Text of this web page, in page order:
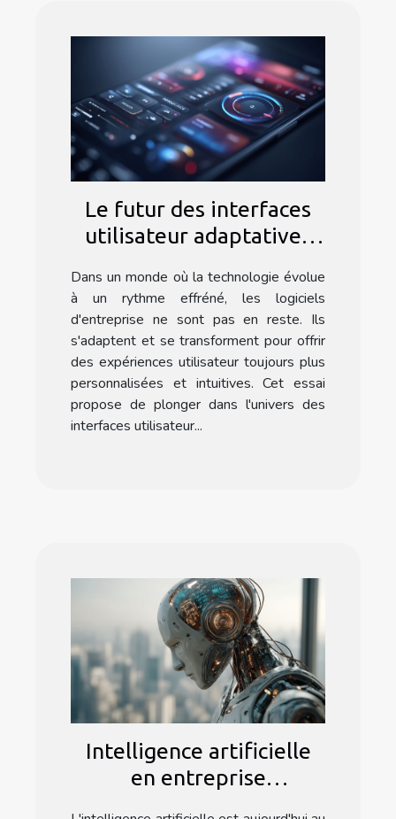
Le futur des interfaces
utilisateur adaptatives
d'entreprise
Dans un monde où la technologie évolue
à un rythme effréné, les logiciels
d'entreprise ne sont pas en reste. Ils
s'adaptent et se transforment pour offrir
des expériences utilisateur toujours plus
personnalisées et intuitives. Cet essai
propose de plonger dans l'univers des
interfaces utilisateur...
Intelligence artificielle
en entreprise